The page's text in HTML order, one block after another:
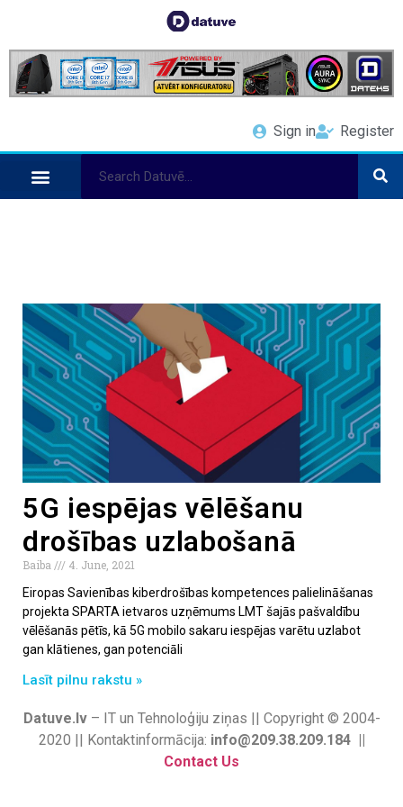
Sign in Register
5G iespējas vēlēšanu
drošības uzlabošanā
Baiba
4. June, 2021
Eiropas Savienības kiberdrošības kompetences palielināšanas
projekta SPARTA ietvaros uzņēmums LMT šajās pašvaldību
vēlēšanās pētīs, kā 5G mobilo sakaru iespējas varētu uzlabot
gan klātienes, gan potenciāli
Lasīt pilnu rakstu »
Datuve.lv– IT un Tehnoloģiju ziņas || Copyright © 2004-
2020 || Kontaktinformācija: info@209.38.209.184 ||
Contact Us